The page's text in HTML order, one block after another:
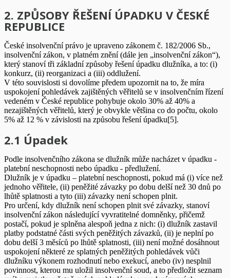
2. ZPŮSOBY ŘEŠENÍ ÚPADKU V ČESKÉ
REPUBLICE
České insolvenční právo je upraveno zákonem č. 182/2006 Sb.,
insolvenční zákon, v platném znění (dále jen „insolvenční zákon“),
který stanoví tři základní způsoby řešení úpadku dlužníka, a to: (i)
konkurz, (ii) reorganizaci a (iii) oddlužení.
V této souvislosti si dovolíme předem upozornit na to, že míra
uspokojení pohledávek zajištěných věřitelů se v insolvenčním řízení
vedeném v České republice pohybuje okolo 30% až 40% a
nezajištěných věřitelů, který je obvykle většina co do počtu, okolo
5% až 12 % v závislosti na způsobu řešení úpadku[5].
2.1 Úpadek
Podle insolvenčního zákona se dlužník může nacházet v úpadku -
platební neschopnosti nebo úpadku - předlužení.
Dlužník je v úpadku – platební neschopnosti, pokud má (i) více než
jednoho věřitele, (ii) peněžité závazky po dobu delší než 30 dnů po
lhůtě splatnosti a tyto (iii) závazky není schopen plnit.
Pro určení, kdy dlužník není schopen plnit své závazky, stanoví
insolvenční zákon následující vyvratitelné domněnky, přičemž
postačí, pokud je splněna alespoň jedna z nich: (i) dlužník zastavil
platby podstatné části svých peněžitých závazků, (ii) je neplní po
dobu delší 3 měsíců po lhůtě splatnosti, (iii) není možné dosáhnout
uspokojení některé ze splatných peněžitých pohledávek vůči
dlužníku výkonem rozhodnutí nebo exekucí, anebo (iv) nesplnil
povinnost, kterou mu uložil insolvenční soud, a to předložit seznam